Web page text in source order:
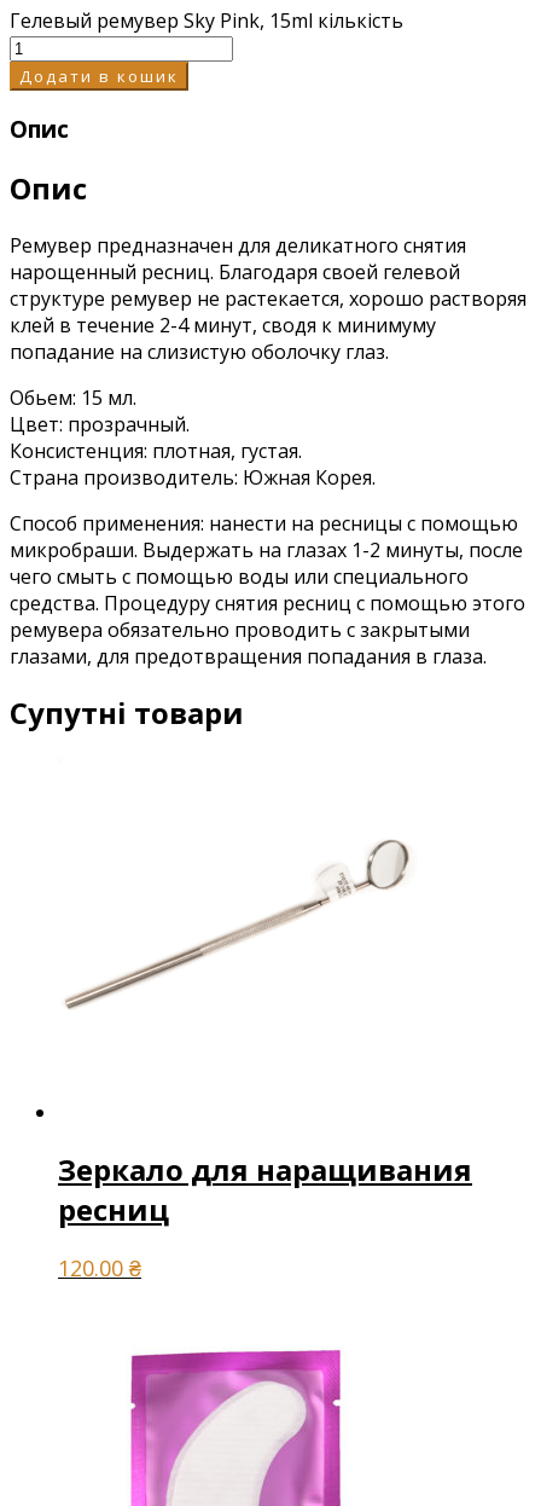
Гелевый ремувер Sky Pink, 15ml кількість
Додати в кошик
Опис
Опис
Ремувер предназначен для деликатного снятия
нарощенный ресниц. Благодаря своей гелевой
структуре ремувер не растекается, хорошо растворяя
клей в течение 2-4 минут, сводя к минимуму
попадание на слизистую оболочку глаз.
Обьем: 15 мл.
Цвет: прозрачный.
Консистенция: плотная, густая.
Страна производитель: Южная Корея.
Способ применения: нанести на ресницы с помощью
микробраши. Выдержать на глазах 1-2 минуты, после
чего смыть с помощью воды или специального
средства. Процедуру снятия ресниц с помощью этого
ремувера обязательно проводить с закрытыми
глазами, для предотвращения попадания в глаза.
Супутні товари
Зеркало для наращивания
ресниц
120.00 ₴